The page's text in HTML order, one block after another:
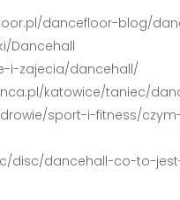
dancefloor-blog/
Dancehall
i-zajecia/dancehall/
katowice/taniec/
sport-i-fitness/
disc/dancehall-co-to-